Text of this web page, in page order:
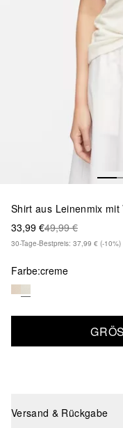
Shirt aus Leinenmix mit
33,99 €49,99 €
30-Tage-Bestpreis: 37,99 € (-10%)
Farbe:creme
Versand & Rückgabe